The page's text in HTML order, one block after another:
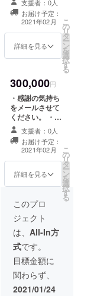
タテ10㎝✖ヨコ
30㎝） ・当店
ホームページの
スポンサーサイ
トへお名前を一
年間掲載しま
す。 ※支援時、
希望のお名前を
ご記入くださ
い。
リジナルラグ
ビーボール型
キーホルダー ・
TSU-NA-GUオ
リジナルTシャツ
い。） ・店舗入
り口へ企業様名
（個人様名）を
一年間掲示しま
す。
（サイズ：タテ
15㎝✖50㎝） ・
当店ホームペー
ジのスポンサー
サイトへお名前
を一年間掲載し
ます。 ※支援
時、必ず備考欄
にご希望のお名
前をご記入くだ
さい。
支援者：0人
お届け予定：
2021年02月
詳細を見る
こ
の
リ
タ
ー
ン
を
選
択
す
る
300,000円
・感謝の気持ち
をメールさせて
ください。 ・
TSU-NA-GUオ
リジナルラグ
ビーボール型
キーホルダー✖3
個 ・TSU-NA-
GUオリジナルT
欄にご記載くだ
枚
・店舗入り口へ
企業様名（個人
様名）を一年間
掲示しま
す。
（サイズ：ご相
支援者：0人
お届け予定：
2021年02月
詳細を見る
こ
の
リ
タ
ー
ン
を
選
択
す
る
このプロ
ジェクト
は、 All-In方
式です。
目標金額に
関わらず、
2021/01/24